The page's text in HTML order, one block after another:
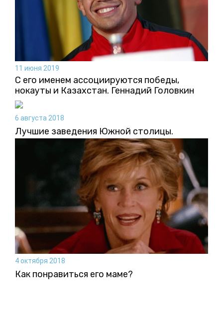
11 июня 2019
С его именем ассоциируются победы,
нокауты и Казахстан. Геннадий Головкин
6 августа 2018
Лучшие заведения Южной столицы.
4 октября 2018
Как понравиться его маме?